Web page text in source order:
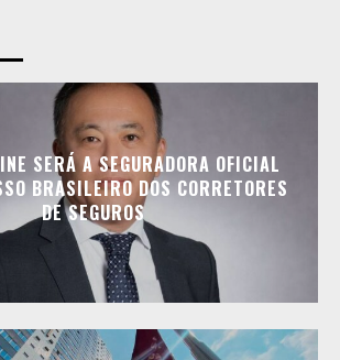
SERÁ A SEGURADORA OFICIAL
BRASILEIRO DOS CORRETORES
DE SEGUROS